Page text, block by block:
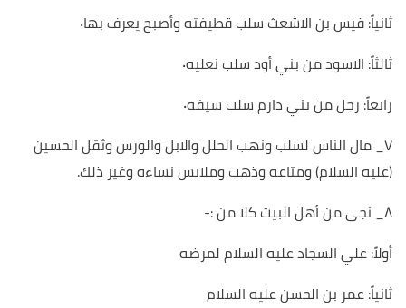
ثانياً: قيس بن الاشعث سلب قطيفته وأصبح يعرف بها٠
ثالثاً: الاسود من بني أود سلب نعليه٠
رابعاً: رجل من بني دارم سلب سيفه٠
٧_ مال الناس لسلب ونهب الحلل والابل والورس وثقل الحسين
(عليه السلام) ومتاعه وذهب وملابس نساءه وغير ذلك.
٨_ نجى من أهل البيت كلا من :-
أولاً: علي السجاد عليه السلام لمرضه
ثانياً: عمر بن الحسن عليه السلام